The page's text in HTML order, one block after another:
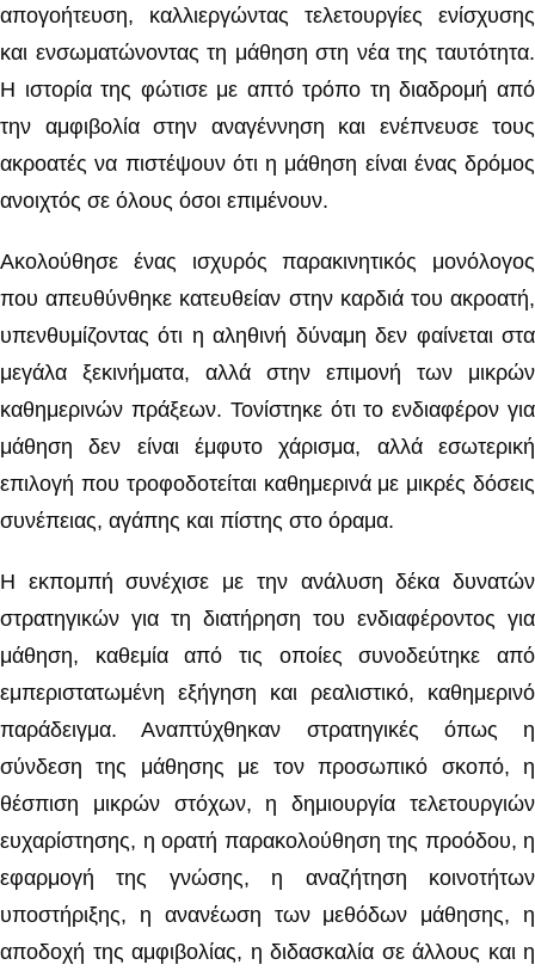
απογοήτευση, καλλιεργώντας τελετουργίες ενίσχυσης
και ενσωματώνοντας τη μάθηση στη νέα της ταυτότητα.
Η ιστορία της φώτισε με απτό τρόπο τη διαδρομή από
την αμφιβολία στην αναγέννηση και ενέπνευσε τους
ακροατές να πιστέψουν ότι η μάθηση είναι ένας δρόμος
ανοιχτός σε όλους όσοι επιμένουν.
Ακολούθησε ένας ισχυρός παρακινητικός μονόλογος
που απευθύνθηκε κατευθείαν στην καρδιά του ακροατή,
υπενθυμίζοντας ότι η αληθινή δύναμη δεν φαίνεται στα
μεγάλα ξεκινήματα, αλλά στην επιμονή των μικρών
καθημερινών πράξεων. Τονίστηκε ότι το ενδιαφέρον για
μάθηση δεν είναι έμφυτο χάρισμα, αλλά εσωτερική
επιλογή που τροφοδοτείται καθημερινά με μικρές δόσεις
συνέπειας, αγάπης και πίστης στο όραμα.
Η εκπομπή συνέχισε με την ανάλυση δέκα δυνατών
στρατηγικών για τη διατήρηση του ενδιαφέροντος για
μάθηση, καθεμία από τις οποίες συνοδεύτηκε από
εμπεριστατωμένη εξήγηση και ρεαλιστικό, καθημερινό
παράδειγμα. Αναπτύχθηκαν στρατηγικές όπως η
σύνδεση της μάθησης με τον προσωπικό σκοπό, η
θέσπιση μικρών στόχων, η δημιουργία τελετουργιών
ευχαρίστησης, η ορατή παρακολούθηση της προόδου, η
εφαρμογή της γνώσης, η αναζήτηση κοινοτήτων
υποστήριξης, η ανανέωση των μεθόδων μάθησης, η
αποδοχή της αμφιβολίας, η διδασκαλία σε άλλους και η